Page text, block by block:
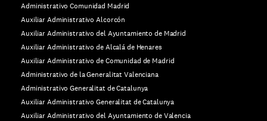
Administrativo Comunidad Madrid
Auxiliar Administrativo Alcorcón
Auxiliar Administrativo del Ayuntamiento de Madrid
Auxiliar Administrativo de Alcalá de Henares
Auxiliar Administrativo de Comunidad de Madrid
Administrativo de la Generalitat Valenciana
Administrativo Generalitat de Catalunya
Auxiliar Administrativo Generalitat de Catalunya
Auxiliar Administrativo del Ayuntamiento de Valencia